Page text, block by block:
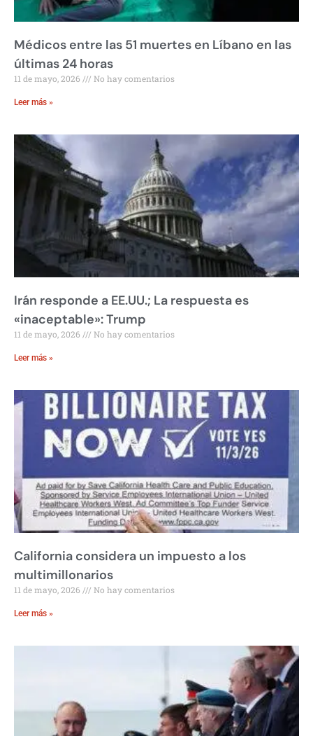
Médicos entre las 51 muertes en Líbano en las
últimas 24 horas
11 de mayo, 2026 No hay comentarios
Leer más »
Irán responde a EE.UU.; La respuesta es
«inaceptable»: Trump
11 de mayo, 2026 No hay comentarios
Leer más »
California considera un impuesto a los
multimillonarios
11 de mayo, 2026 No hay comentarios
Leer más »